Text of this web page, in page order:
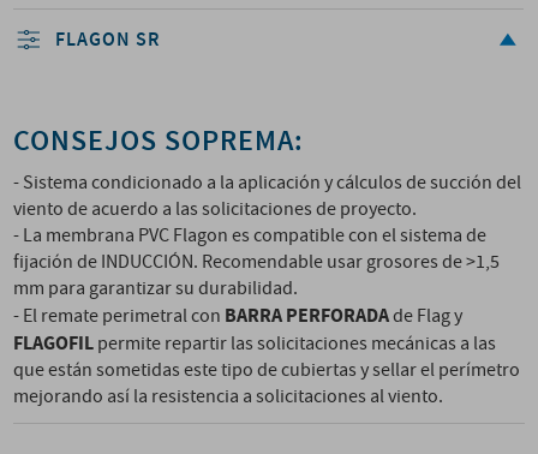
FLAGON SR
CONSEJOS SOPREMA:
- Sistema condicionado a la aplicación y cálculos de succión del
viento de acuerdo a las solicitaciones de proyecto.
- La membrana PVC Flagon es compatible con el sistema de
fijación de INDUCCIÓN. Recomendable usar grosores de >1,5
mm para garantizar su durabilidad.
- El remate perimetral con BARRA PERFORADAde Flag y
FLAGOFILpermite repartir las solicitaciones mecánicas a las
que están sometidas este tipo de cubiertas y sellar el perímetro
mejorando así la resistencia a solicitaciones al viento.